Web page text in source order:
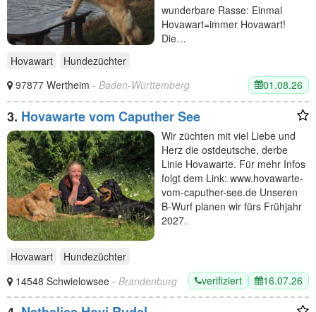
wunderbare Rasse: Einmal
Hovawart=immer Hovawart!
Die…
Hovawart
Hundezüchter
97877 Wertheim - Baden-Württemberg 01.08.26
3. Hovawarte vom Caputher See
Wir züchten mit viel Liebe und
Herz die ostdeutsche, derbe
Linie Hovawarte. Für mehr Infos
folgt dem Link: www.hovawarte-
vom-caputher-see.de Unseren
B-Wurf planen wir fürs Frühjahr
2027.
Hovawart
Hundezüchter
14548 Schwielowsee - Brandenburg verifiziert 16.07.26